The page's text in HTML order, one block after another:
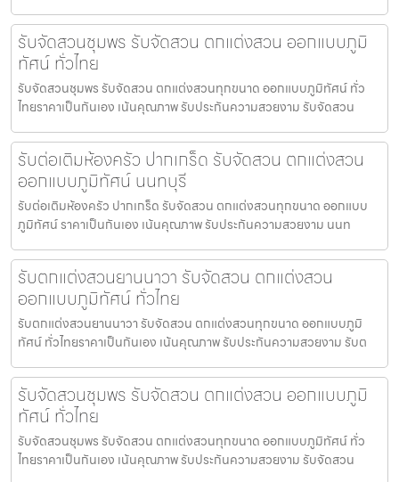
รับจัดสวนชุมพร รับจัดสวน ตกแต่งสวน ออกแบบภูมิ
ทัศน์ ทั่วไทย
รับจัดสวนชุมพร รับจัดสวน ตกแต่งสวนทุกขนาด ออกแบบภูมิทัศน์ ทั่ว
ไทยราคาเป็นกันเอง เน้นคุณภาพ รับประกันความสวยงาม รับจัดสวน
รับต่อเติมห้องครัว ปากเกร็ด รับจัดสวน ตกแต่งสวน
ออกแบบภูมิทัศน์ นนทบุรี
รับต่อเติมห้องครัว ปากเกร็ด รับจัดสวน ตกแต่งสวนทุกขนาด ออกแบบ
ภูมิทัศน์ ราคาเป็นกันเอง เน้นคุณภาพ รับประกันความสวยงาม นนท
รับตกแต่งสวนยานนาวา รับจัดสวน ตกแต่งสวน
ออกแบบภูมิทัศน์ ทั่วไทย
รับตกแต่งสวนยานนาวา รับจัดสวน ตกแต่งสวนทุกขนาด ออกแบบภูมิ
ทัศน์ ทั่วไทยราคาเป็นกันเอง เน้นคุณภาพ รับประกันความสวยงาม รับต
รับจัดสวนชุมพร รับจัดสวน ตกแต่งสวน ออกแบบภูมิ
ทัศน์ ทั่วไทย
รับจัดสวนชุมพร รับจัดสวน ตกแต่งสวนทุกขนาด ออกแบบภูมิทัศน์ ทั่ว
ไทยราคาเป็นกันเอง เน้นคุณภาพ รับประกันความสวยงาม รับจัดสวน